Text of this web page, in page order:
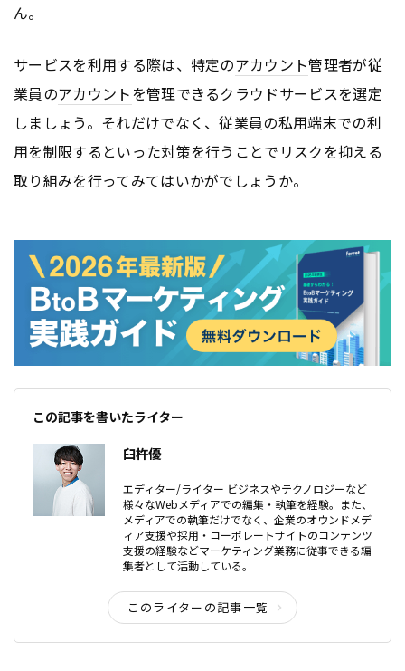
ん。
サービスを利用する際は、特定のアカウント管理者が従
業員のアカウントを管理できるクラウドサービスを選定
しましょう。それだけでなく、従業員の私用端末での利
用を制限するといった対策を行うことでリスクを抑える
取り組みを行ってみてはいかがでしょうか。
この記事を書いたライター
臼杵優
エディター/ライター ビジネスやテクノロジーなど
様々なWebメディアでの編集・執筆を経験。また、
メディアでの執筆だけでなく、企業のオウンドメデ
ィア支援や採用・コーポレートサイトのコンテンツ
支援の経験などマーケティング業務に従事できる編
集者として活動している。
このライターの記事一覧